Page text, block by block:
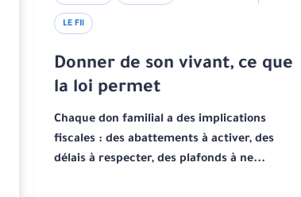
LE FIl
Donner de son vivant, ce que
la loi permet
Chaque don familial a des implications
fiscales : des abattements à activer, des
délais à respecter, des plafonds à ne...